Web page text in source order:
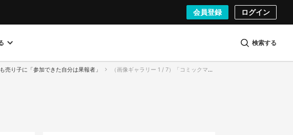
会員登録 ログイン
検索する
り子に「参加できた自分は果報者」 （画像ギャラリー 1 / 7）「コミックマーケット100」に出展した羽海野チカさんのサークル「海の近くの遊園地」／撮影はKAI-YOU.net編集部